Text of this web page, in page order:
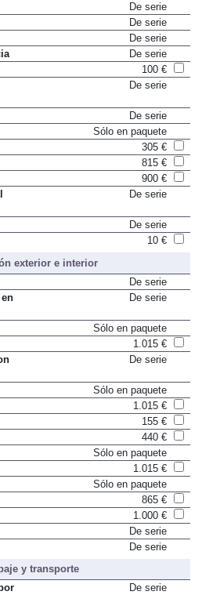
De serie
De serie
De serie
De serie
100 €
De serie
De serie
Sólo en paquete
305 €
815 €
900 €
De serie
De serie
10 €
exterior e interior
De serie
De serie
Sólo en paquete
1.015 €
De serie
Sólo en paquete
1.015 €
155 €
440 €
Sólo en paquete
1.015 €
Sólo en paquete
865 €
1.000 €
De serie
De serie
y transporte
De serie